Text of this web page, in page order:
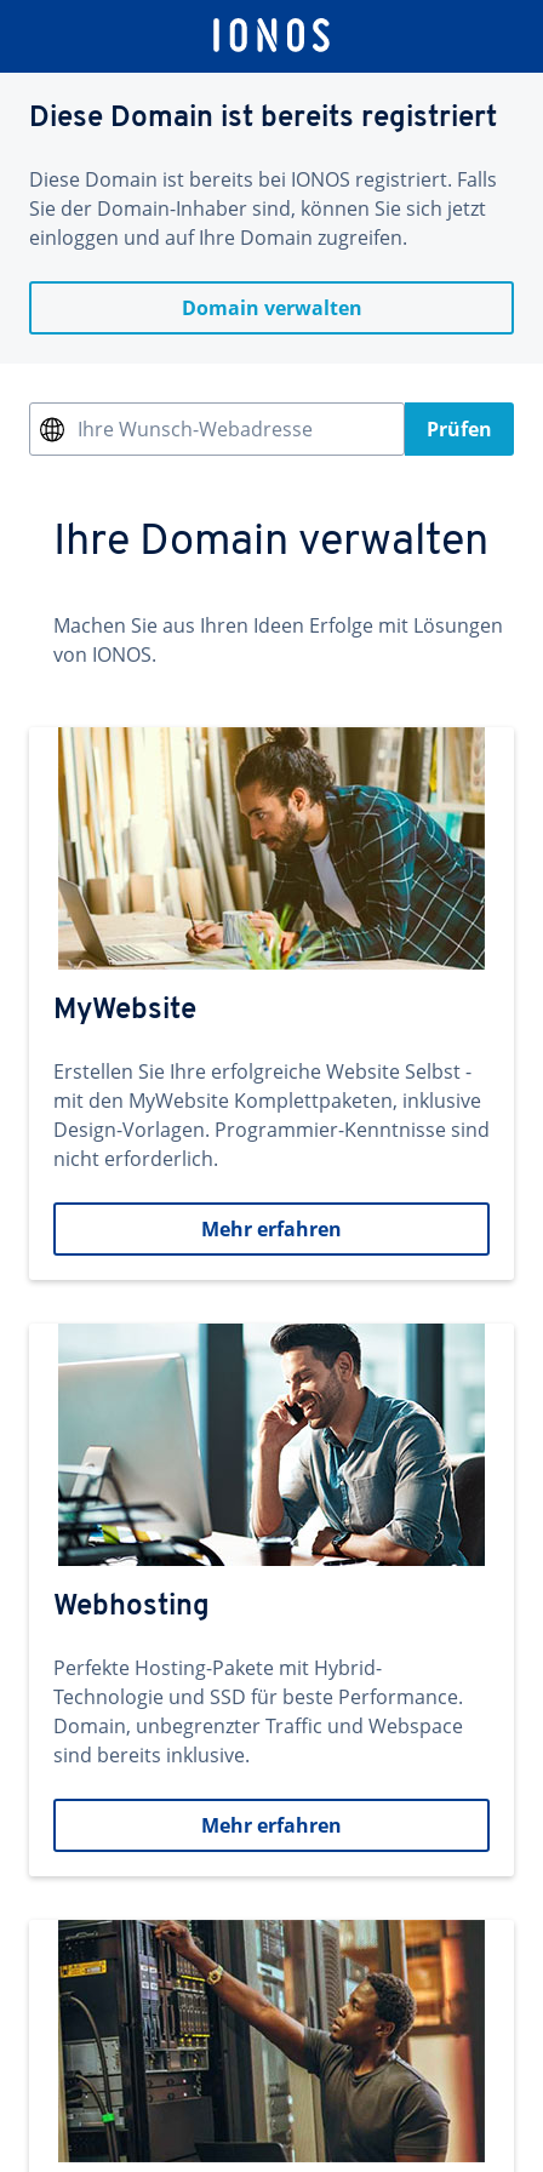
Diese Domain ist bereits registriert
Diese Domain ist bereits bei IONOS registriert. Falls
Sie der Domain-Inhaber sind, können Sie sich jetzt
einloggen und auf Ihre Domain zugreifen.
Domain verwalten
Ihre Wunsch-Webadresse Prüfen
Ihre Domain verwalten
Machen Sie aus Ihren Ideen Erfolge mit Lösungen
von IONOS.
MyWebsite
Erstellen Sie Ihre erfolgreiche Website Selbst -
mit den MyWebsite Komplettpaketen, inklusive
Design-Vorlagen. Programmier-Kenntnisse sind
nicht erforderlich.
Mehr erfahren
Webhosting
Perfekte Hosting-Pakete mit Hybrid-
Technologie und SSD für beste Performance.
Domain, unbegrenzter Traffic und Webspace
sind bereits inklusive.
Mehr erfahren